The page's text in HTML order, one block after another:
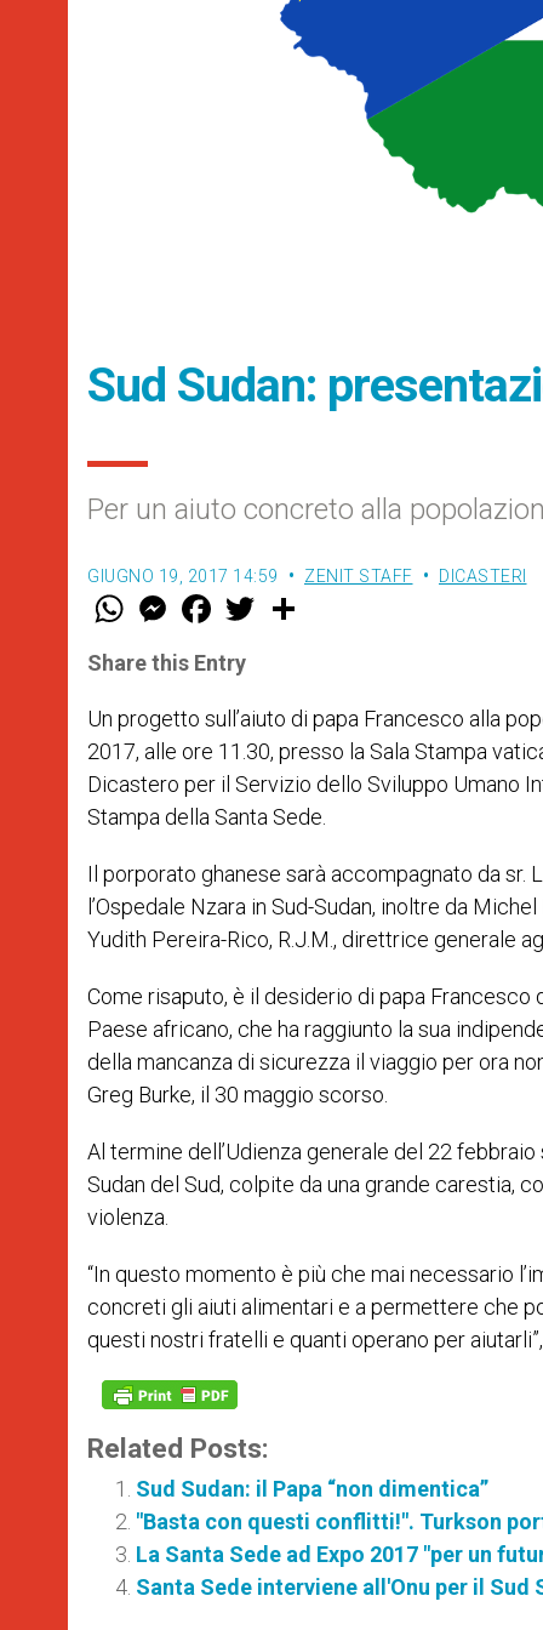
Sud Sudan:
Per un aiuto concreto alla
GIUGNO 19, 2017 14:59 ZENIT STAFF DICASTERI
W
t
s
p
p
M
e
s
e
g
e
r
F
a
e
b
o
k
w
r
Share this Entry
Un progetto sull’aiuto di papa Francesco alla
2017, alle ore 11.30, presso la Sala Stampa
Dicastero per il Servizio dello Sviluppo Umano
Stampa della Santa Sede.
Il porporato ghanese sarà accompagnato da sr.
l’Ospedale Nzara in Sud-Sudan, inoltre da
Yudith Pereira-Rico, R.J.M., direttrice generale
Come risaputo, è il desiderio di papa Francesco
Paese africano, che ha raggiunto la sua
della mancanza di sicurezza il viaggio per ora
Greg Burke, il 30 maggio scorso.
Al termine dell’Udienza generale del 22
Sudan del Sud, colpite da una grande carestia,
violenza.
“In questo momento è più che mai necessario
concreti gli aiuti alimentari e a permettere che
questi nostri fratelli e quanti operano per
Related Posts:
Sud Sudan: il Papa “non dimentica”
"Basta con questi conflitti!". Turkson
La Santa Sede ad Expo 2017 "per un
Santa Sede interviene all'Onu per il Sud